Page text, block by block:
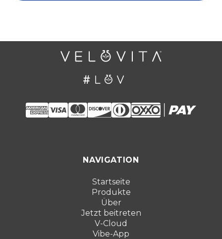
NAVIGATION
Startseite
Produkte
Über
Jetzt beitreten
V-Cloud
Vibe-App